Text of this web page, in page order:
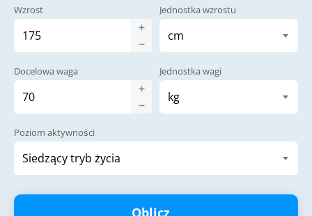
Wzrost Jednostka wzrostu
Docelowa waga Jednostka wagi
Poziom aktywności
Oblicz